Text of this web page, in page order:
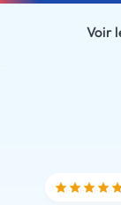
Voir